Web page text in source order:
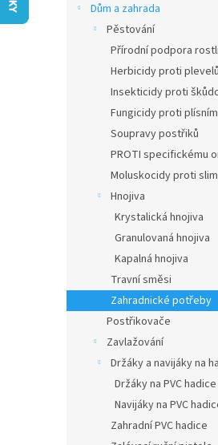
Dům a zahrada
Pěstování
Přírodní podpora
Herbicidy proti
Insekticidy proti
Fungicidy proti plísním
Soupravy postřiků
PROTI specifickému
Moluskocidy proti
Hnojiva
Krystalická hnojiva
Granulovaná hnojiva
Kapalná hnojiva
Travní směsi
Zahradnické potřeby
Postřikovače
Zavlažování
Držáky a navijáky na
Držáky na PVC hadice
Navijáky na PVC
Zahradní PVC hadice